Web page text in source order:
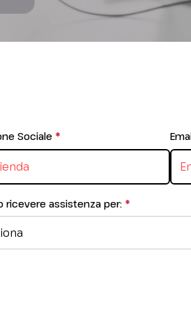
Sociale *
required.
ricevere assistenza per: *
required.